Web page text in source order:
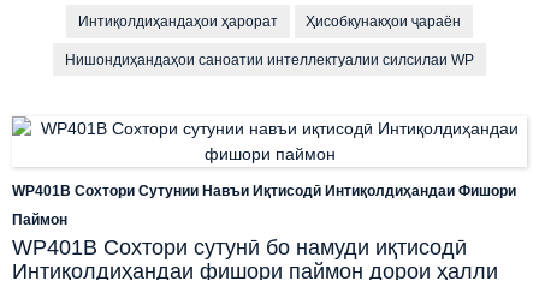
Интиқолдиҳандаҳои ҳарорат Ҳисобкунакҳои ҷараён
Нишондиҳандаҳои саноатии интеллектуалии силсилаи WP
WP401B Сохтори Сутунии Навъи Иқтисодӣ Интиқолдиҳандаи Фишори
Паймон
WP401B Сохтори сутунӣ бо намуди иқтисодӣ
Интиқолдиҳандаи фишори паймон дорои ҳалли